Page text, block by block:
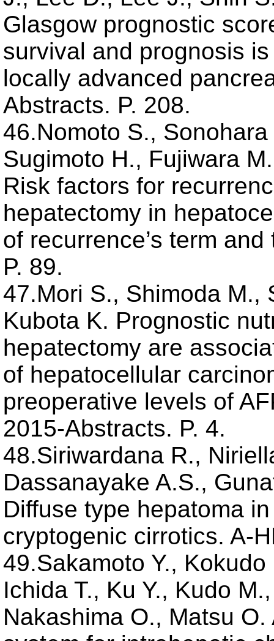
Glasgow prognostic
survival and prognosis
locally advanced
Abstracts. P. 208.
46.Nomoto S.,
Sugimoto H., Fujiwara
Risk factors for
hepatectomy in
of recurrence’s term
P. 89.
47.Mori S., Shimoda M.,
Kubota K. Prognostic
hepatectomy are
of hepatocellular
preoperative levels of
2015-Abstracts. P. 4.
48.Siriwardana R.,
Dassanayake A.S.,
Diffuse type hepatoma
cryptogenic cirrotics. A-
49.Sakamoto Y.,
Ichida T., Ku Y., Kudo
Nakashima O., Matsu